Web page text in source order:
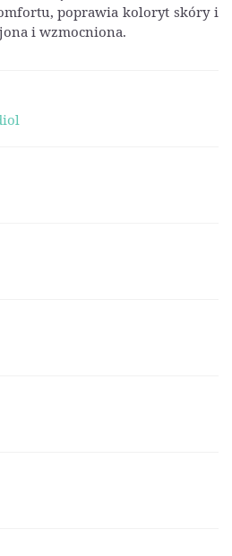
poprawia koloryt skóry i
i wzmocniona.